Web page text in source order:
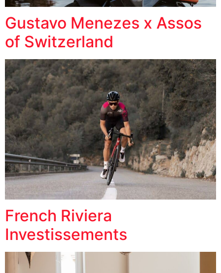
Gustavo Menezes x Assos
of Switzerland
French Riviera
Investissements